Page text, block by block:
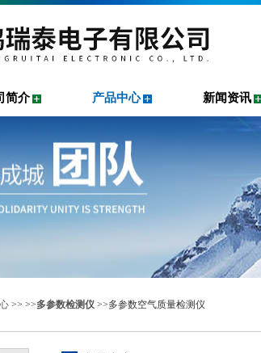
简介 产品中心 新闻资讯
>> >>多参数检测仪 >>多参数空气质量检测仪